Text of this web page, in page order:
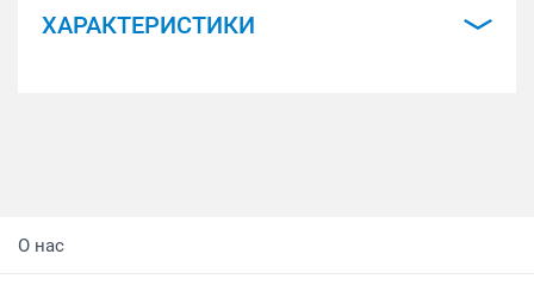
ХАРАКТЕРИСТИКИ
О нас